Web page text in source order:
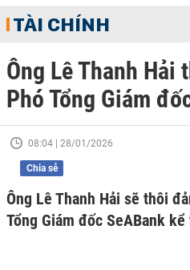
TÀI CHÍNH
Ông Lê Thanh Hải
Phó Tổng Giám
08:04 | 28/01/2026
Chia sẻ
Ông Lê Thanh Hải sẽ thôi
Tổng Giám đốc SeABank